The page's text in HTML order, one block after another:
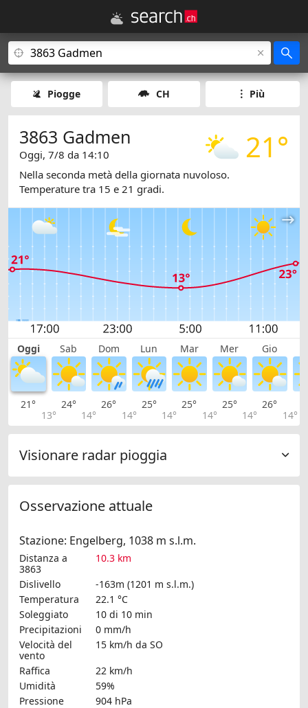
Piogge CH Più
21°
3863 Gadmen
Oggi, 7/8 da 14:10
Nella seconda metà della giornata nuvoloso.
Temperature tra 15 e 21 gradi.
Oggi Sab Dom Lun Mar Mer Gio
21°
13°
24°
14°
26°
14°
25°
14°
25°
14°
25°
14°
26°
14°
Visionare radar pioggia
Osservazione attuale
Stazione: Engelberg, 1038 m s.l.m.
Distanza a
3863
10.3 km
Dislivello
-163m (1201 m s.l.m.)
Temperatura
22.1 °C
Soleggiato
10 di 10 min
Precipitazioni
0 mm/h
Velocità del
vento
15 km/h da SO
Raffica
22 km/h
Umidità
59%
Pressione
904 hPa